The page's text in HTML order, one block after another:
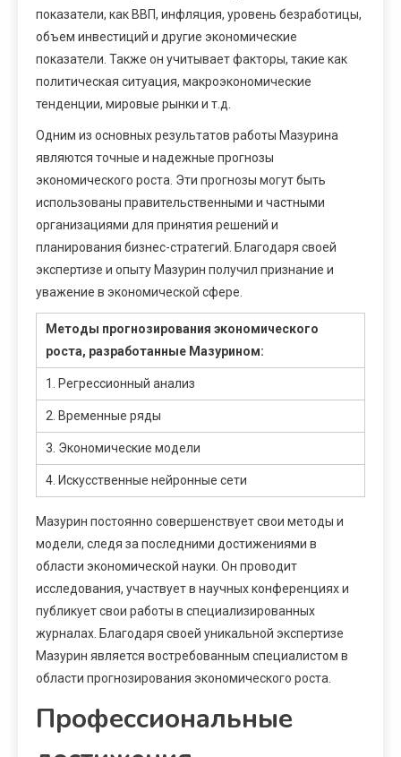
показатели, как ВВП, инфляция, уровень безработицы,
объем инвестиций и другие экономические
показатели. Также он учитывает факторы, такие как
политическая ситуация, макроэкономические
тенденции, мировые рынки и т.д.
Одним из основных результатов работы Мазурина
являются точные и надежные прогнозы
экономического роста. Эти прогнозы могут быть
использованы правительственными и частными
организациями для принятия решений и
планирования бизнес-стратегий. Благодаря своей
экспертизе и опыту Мазурин получил признание и
уважение в экономической сфере.
Методы прогнозирования экономического
роста, разработанные Мазурином:
1. Регрессионный анализ
2. Временные ряды
3. Экономические модели
4. Искусственные нейронные сети
Мазурин постоянно совершенствует свои методы и
модели, следя за последними достижениями в
области экономической науки. Он проводит
исследования, участвует в научных конференциях и
публикует свои работы в специализированных
журналах. Благодаря своей уникальной экспертизе
Мазурин является востребованным специалистом в
области прогнозирования экономического роста.
Профессиональные